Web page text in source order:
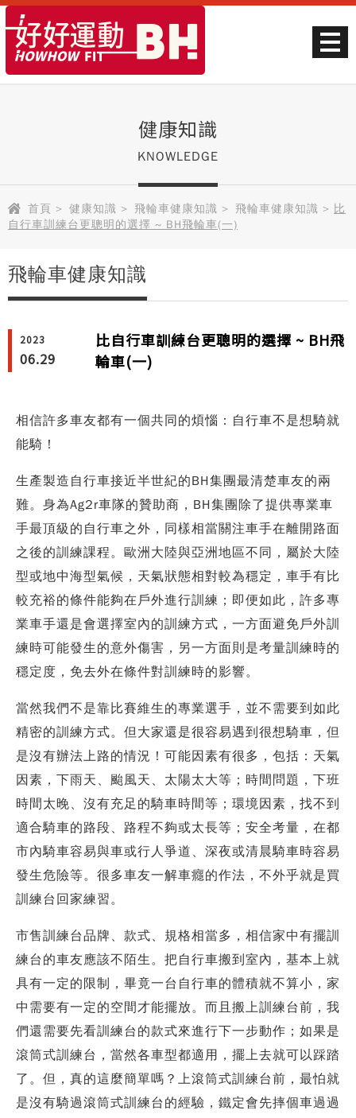
健康知識
KNOWLEDGE
首頁 > 健康知識 > 飛輪車健康知識 > 飛輪車健康知識 > 比
自行車訓練台更聰明的選擇 ~ BH飛輪車(一)
飛輪車健康知識
2023
06.29
比自行車訓練台更聰明的選擇 ~ BH飛
輪車(一)
相信許多車友都有一個共同的煩惱：自行車不是想騎就
能騎！
生產製造自行車接近半世紀的BH集團最清楚車友的兩
難。身為Ag2r車隊的贊助商，BH集團除了提供專業車
手最頂級的自行車之外，同樣相當關注車手在離開路面
之後的訓練課程。歐洲大陸與亞洲地區不同，屬於大陸
型或地中海型氣候，天氣狀態相對較為穩定，車手有比
較充裕的條件能夠在戶外進行訓練；即便如此，許多專
業車手還是會選擇室內的訓練方式，一方面避免戶外訓
練時可能發生的意外傷害，另一方面則是考量訓練時的
穩定度，免去外在條件對訓練時的影響。
當然我們不是靠比賽維生的專業選手，並不需要到如此
精密的訓練方式。但大家還是很容易遇到很想騎車，但
是沒有辦法上路的情況！可能因素有很多，包括：天氣
因素，下雨天、颱風天、太陽太大等；時間問題，下班
時間太晚、沒有充足的騎車時間等；環境因素，找不到
適合騎車的路段、路程不夠或太長等；安全考量，在都
市內騎車容易與車或行人爭道、深夜或清晨騎車時容易
發生危險等。很多車友一解車癮的作法，不外乎就是買
訓練台回家練習。
市售訓練台品牌、款式、規格相當多，相信家中有擺訓
練台的車友應該不陌生。把自行車搬到室內，基本上就
具有一定的限制，畢竟一台自行車的體積就不算小，家
中需要有一定的空間才能擺放。而且搬上訓練台前，我
們還需要先看訓練台的款式來進行下一步動作；如果是
滾筒式訓練台，當然各車型都適用，擺上去就可以踩踏
了。但，真的這麼簡單嗎？上滾筒式訓練台前，最怕就
是沒有騎過滾筒式訓練台的經驗，鐵定會先摔個車過過